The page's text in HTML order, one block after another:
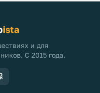
ista
и для
С 2015 года.